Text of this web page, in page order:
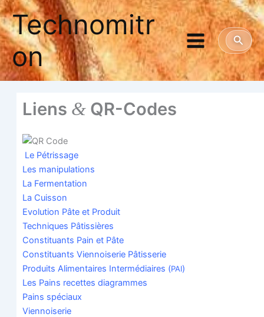
Aller
au
contenu
Technomitr
on
Liens &QR-Codes
Le Pétris­sage
Les mani­pu­la­tions
La Fer­men­ta­tion
La Cuis­son
Evo­lu­tion Pâte et Produit
Tech­niques Pâtissières
Consti­tuants Pain et Pâte
Consti­tuants Vien­noi­se­rie Pâtisserie
Pro­duits Ali­men­taires Inter­mé­diaires (PAI)
Les Pains recettes diagrammes
Pains spé­ciaux
Vien­noi­se­rie